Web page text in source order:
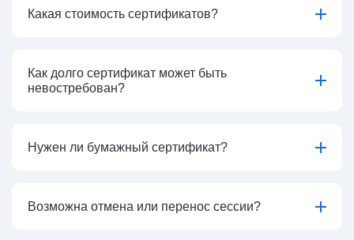
Какая стоимость сертификатов?
Как долго сертификат может быть
невостребован?
Нужен ли бумажный сертификат?
Возможна отмена или перенос сессии?